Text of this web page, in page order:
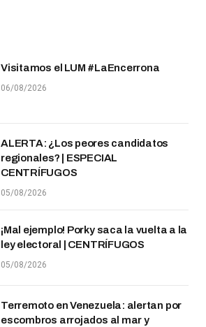
Visitamos el LUM #LaEncerrona
06/08/2026
ALERTA: ¿Los peores candidatos
regionales? | ESPECIAL
CENTRÍFUGOS
05/08/2026
¡Mal ejemplo! Porky saca la vuelta a la
ley electoral | CENTRÍFUGOS
05/08/2026
Terremoto en Venezuela: alertan por
escombros arrojados al mar y